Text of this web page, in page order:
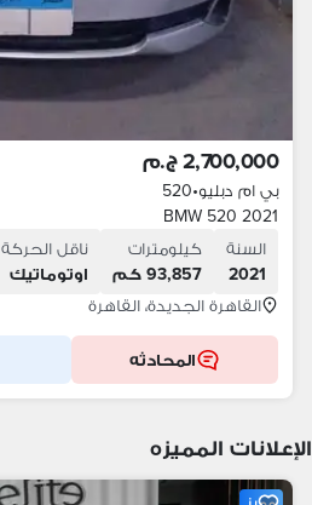
2,700,000 ج.م
بي ام دبليو•
520
BMW 520 2021
السنة
2021
كيلومترات
93,857 كم
ناقل الحركة
اوتوماتيك
القاهرة الجديدة، القاهرة
المحادثه
الإعلانات المميزه